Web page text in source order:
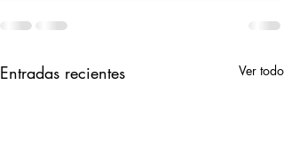
Entradas recientes Ver todo